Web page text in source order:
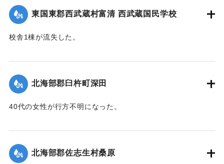
｜固有コード: 00481062
東国東郡西武蔵村富清 西武蔵国民学校
校舎1棟が流失した。
｜固有コード: 00481063
北海部郡臼杵町深田
40代の女性が行方不明になった。
｜固有コード: 00481064
北海部郡佐志生村桑原